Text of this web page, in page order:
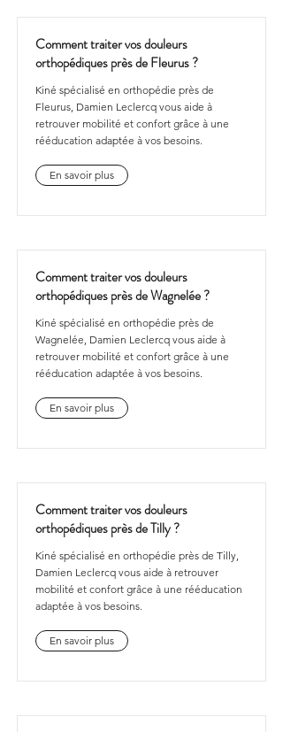
Comment traiter vos douleurs
orthopédiques près de Fleurus ?
Kiné spécialisé en orthopédie près de
Fleurus, Damien Leclercq vous aide à
retrouver mobilité et confort grâce à une
rééducation adaptée à vos besoins.
En savoir plus
Comment traiter vos douleurs
orthopédiques près de Wagnelée ?
Kiné spécialisé en orthopédie près de
Wagnelée, Damien Leclercq vous aide à
retrouver mobilité et confort grâce à une
rééducation adaptée à vos besoins.
En savoir plus
Comment traiter vos douleurs
orthopédiques près de Tilly ?
Kiné spécialisé en orthopédie près de Tilly,
Damien Leclercq vous aide à retrouver
mobilité et confort grâce à une rééducation
adaptée à vos besoins.
En savoir plus